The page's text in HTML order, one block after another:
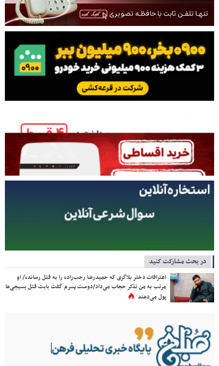
در بحث مشارکت کنید
اعترافات دختر بلاگری که حمیدرضا رجب‌زاده را به قتل رسانده/ او
مرتب به من تذکر حجاب می‌داد/دوست پسرم گفت بابت قتل بسیجی‌ها
پول می‌دهند